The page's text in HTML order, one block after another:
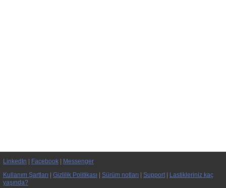
LinkedIn Facebook
Messenger
Kullanım Şartları
Gizlilik Politikası Sürüm notları Support|
Lastikleriniz kaç
yaşında?